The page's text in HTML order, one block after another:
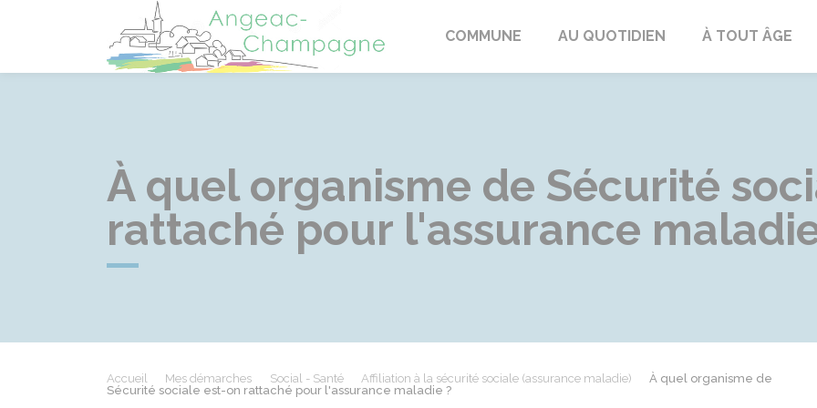
Angeac-Champagne
COMMUNE AU QUOTIDIEN À TOUT ÂGE
À quel organisme de Sécurité
rattaché pour l'assurance
Accueil Mes démarches Social - Santé Affiliation à la sécurité sociale (assurance maladie)
À quel organisme de
Sécurité sociale est-on rattaché pour l'assurance maladie ?